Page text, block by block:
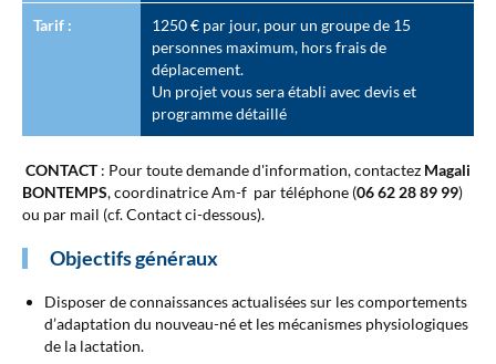
Tarif :
1250 € par jour, pour un groupe de 15
personnes maximum, hors frais de
déplacement.
Un projet vous sera établi avec devis et
programme détaillé
CONTACT: Pour toute demande d'information, contactez Magali
BONTEMPS, coordinatrice Am-f par téléphone (06 62 28 89 99)
ou par mail (cf. Contact ci-dessous).
Objectifs généraux
Disposer de connaissances actualisées sur les comportements
d’adaptation du nouveau-né et les mécanismes physiologiques
de la lactation.